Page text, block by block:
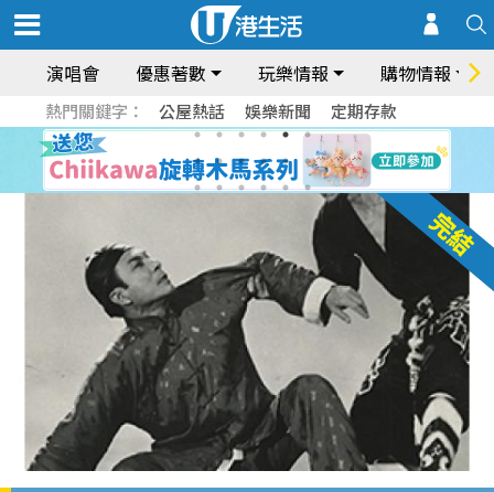
演唱會 優惠著數 玩樂情報 購物情報
熱門關鍵字： 公屋熱話 娛樂新聞 定期存款